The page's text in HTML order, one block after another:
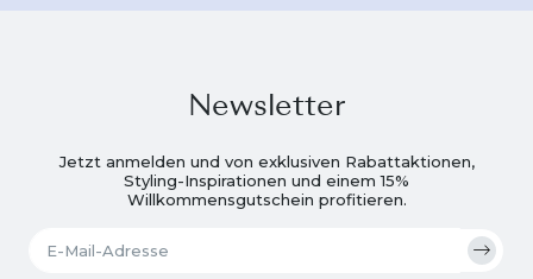
Newsletter
Jetzt anmelden und von exklusiven Rabattaktionen,
Styling-Inspirationen und einem 15%
Willkommensgutschein profitieren.